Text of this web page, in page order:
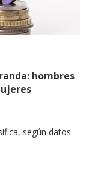
hombres
según datos